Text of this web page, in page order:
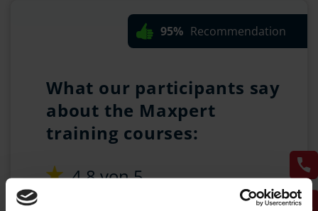
95% Recommendation
What our participants say
about the Maxpert
training courses:
4,8 von 5